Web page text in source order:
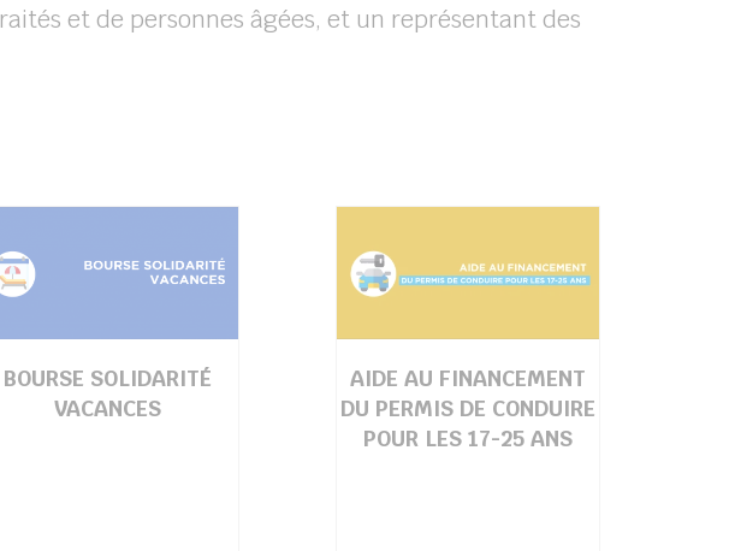
et de personnes âgées, et un représentant des
BOURSE SOLIDARITÉ
VACANCES
AIDE AU FINANCEMENT
DU PERMIS DE CONDUIRE
POUR LES 17-25 ANS